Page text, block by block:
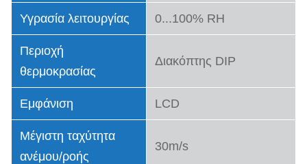
Υγρασία λειτουργίας 0...100% RH
Περιοχή
θερμοκρασίας
Διακόπτης DIP
Εμφάνιση LCD
Μέγιστη ταχύτητα
ανέμου/ροής
30m/s